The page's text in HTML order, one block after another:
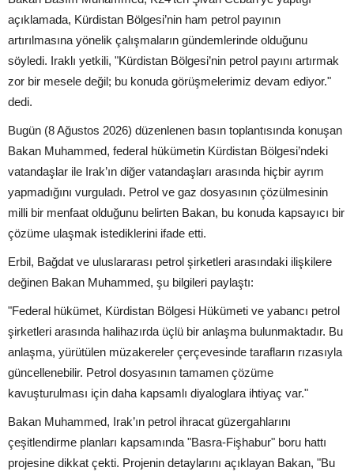
açıklamada, Kürdistan Bölgesi’nin ham petrol payının
artırılmasına yönelik çalışmaların gündemlerinde olduğunu
söyledi. Iraklı yetkili, "Kürdistan Bölgesi’nin petrol payını artırmak
zor bir mesele değil; bu konuda görüşmelerimiz devam ediyor."
dedi.
Bugün (8 Ağustos 2026) düzenlenen basın toplantısında konuşan
Bakan Muhammed, federal hükümetin Kürdistan Bölgesi’ndeki
vatandaşlar ile Irak’ın diğer vatandaşları arasında hiçbir ayrım
yapmadığını vurguladı. Petrol ve gaz dosyasının çözülmesinin
milli bir menfaat olduğunu belirten Bakan, bu konuda kapsayıcı bir
çözüme ulaşmak istediklerini ifade etti.
Erbil, Bağdat ve uluslararası petrol şirketleri arasındaki ilişkilere
değinen Bakan Muhammed, şu bilgileri paylaştı:
"Federal hükümet, Kürdistan Bölgesi Hükümeti ve yabancı petrol
şirketleri arasında halihazırda üçlü bir anlaşma bulunmaktadır. Bu
anlaşma, yürütülen müzakereler çerçevesinde tarafların rızasıyla
güncellenebilir. Petrol dosyasının tamamen çözüme
kavuşturulması için daha kapsamlı diyaloglara ihtiyaç var."
Bakan Muhammed, Irak’ın petrol ihracat güzergahlarını
çeşitlendirme planları kapsamında "Basra-Fişhabur" boru hattı
projesine dikkat çekti. Projenin detaylarını açıklayan Bakan, "Bu